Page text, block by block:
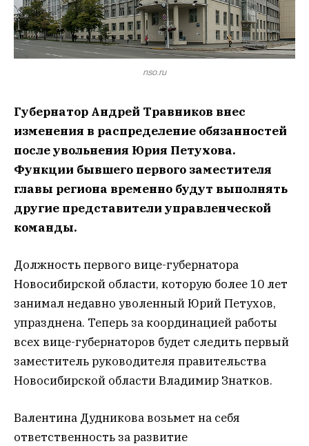
nso.ru
Губернатор Андрей Травников внес
изменения в распределение обязанностей
после увольнения Юрия Петухова.
Функции бывшего первого заместителя
главы региона временно будут выполнять
другие представители управленческой
команды.
Должность первого вице-губернатора
Новосибирской области, которую более 10 лет
занимал недавно уволенный Юрий Петухов,
упразднена. Теперь за координацией работы
всех вице-губернаторов будет следить первый
заместитель руководителя правительства
Новосибирской области Владимир Знатков.
Валентина Дудникова возьмет на себя
ответственность за развитие